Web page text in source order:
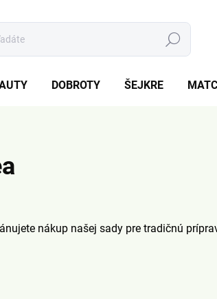
Hľadať
DOBROTY ŠEJKRE
nákup našej sady pre tradičnú